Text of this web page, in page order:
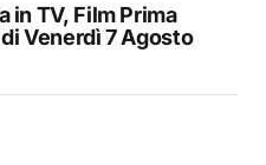
in TV, Film Prima
Venerdì 7 Agosto